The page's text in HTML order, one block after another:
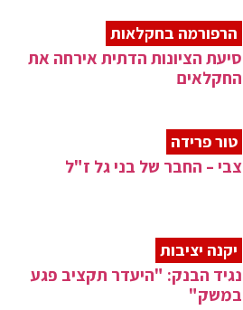
הרפורמה בחקלאות
סיעת הציונות הדתית אירחה את
החקלאים
טור פרידה
צבי – החבר של בני גל ז"ל
יקנה יציבות
נגיד הבנק: "היעדר תקציב פגע
במשק"